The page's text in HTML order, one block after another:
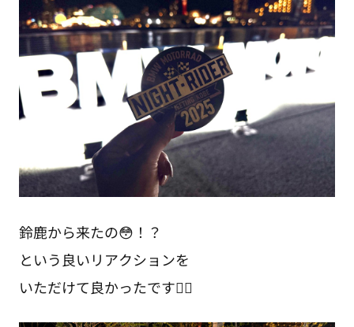
鈴鹿から来たの😳！？
という良いリアクションを
いただけて良かったです❤️‍🔥